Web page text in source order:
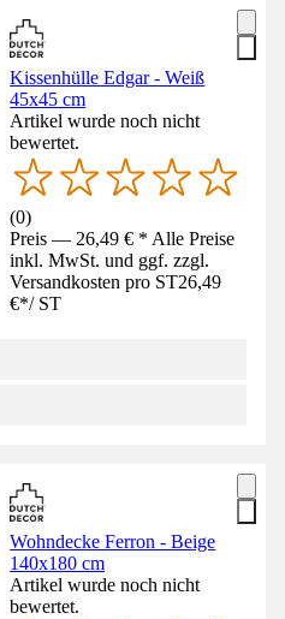
Kissenhülle Edgar - Weiß
45x45 cm
Artikel wurde noch nicht
bewertet.
(0)
Preis — 26,49 € * Alle Preise
inkl. MwSt. und ggf. zzgl.
Versandkosten pro ST26,49
€*/ ST
Wohndecke Ferron - Beige
140x180 cm
Artikel wurde noch nicht
bewertet.